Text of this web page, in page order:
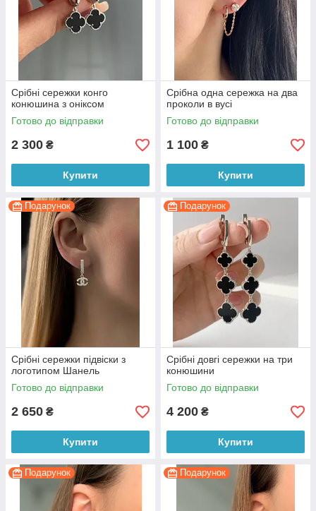
Срібні сережки конго
конюшина з оніксом
Готово до відправки
2 300 ₴
Купити
Срібна одна сережка на два
проколи в вусі
Готово до відправки
1 100 ₴
Купити
Подарунок
Срібні сережки підвіски з
логотипом Шанель
Готово до відправки
2 650 ₴
Купити
Подарунок
Срібні довгі сережки на три
конюшини
Готово до відправки
4 200 ₴
Купити
Подарунок Подарунок